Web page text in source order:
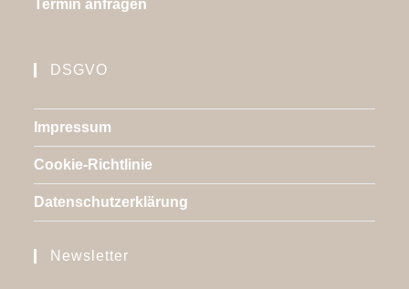
Termin anfragen
DSGVO
Impressum
Cookie-Richtlinie
Datenschutzerklärung
Newsletter